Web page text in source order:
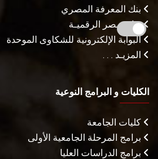
بنك المعرفة المصري
بوابة مصر الرقميـة
البوابة الإلكترونية للشكاوى الموحدة
المزيـد . . .
الكليات و البرامج النوعية
كليات الجامعة
برامج المرحلة الجامعية الأولى
برامج الدراسات العليا